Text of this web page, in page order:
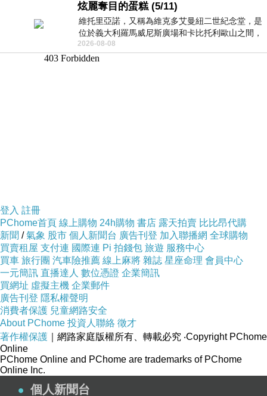
炫麗奪目的蛋糕 (5/11)
維托里亞諾，又稱為維克多艾曼紐二世紀念堂，是
位於義大利羅馬威尼斯廣場和卡比托利歐山之間，
用以紀念統一義大利統一後的的第一位國
2026-08-08
登入 註冊
PChome首頁 線上購物 24h購物 書店 露天拍賣 比比昂代購
新聞 /氣象 股市 個人新聞台 廣告刊登 加入聯播網 全球購物
買賣租屋 支付連 國際連 Pi 拍錢包 旅遊 服務中心
買車 旅行團 汽車險推薦 線上麻將 雜誌 星座命理 會員中心
一元簡訊 直播達人 數位憑證 企業簡訊
買網址 虛擬主機 企業郵件
廣告刊登 隱私權聲明
消費者保護 兒童網路安全
About PChome 投資人聯絡 徵才
著作權保護 ｜網路家庭版權所有、轉載必究 ‧Copyright PChome
Online
PChome Online and PChome are trademarks of PChome
Online Inc.
個人新聞台